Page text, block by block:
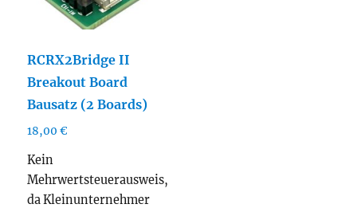
RCRX2Bridge II
Breakout Board
Bausatz (2 Boards)
18,00€
Kein
Mehrwertsteuerausweis,
da Kleinunternehmer